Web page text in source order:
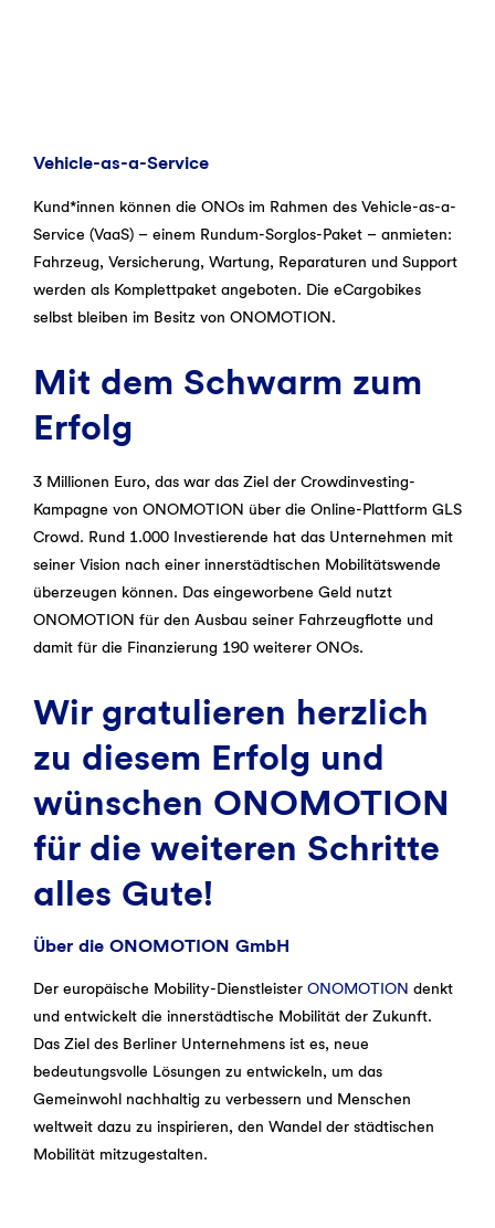
Vehicle-as-a-Service
Kund*innen können die ONOs im Rahmen des Vehicle-as-a-
Service (VaaS) – einem Rundum-Sorglos-Paket – anmieten:
Fahrzeug, Versicherung, Wartung, Reparaturen und Support
werden als Komplettpaket angeboten. Die eCargobikes
selbst bleiben im Besitz von ONOMOTION.
Mit dem Schwarm zum
Erfolg
3 Millionen Euro, das war das Ziel der Crowdinvesting-
Kampagne von ONOMOTION über die Online-Plattform GLS
Crowd. Rund 1.000 Investierende hat das Unternehmen mit
seiner Vision nach einer innerstädtischen Mobilitätswende
überzeugen können. Das eingeworbene Geld nutzt
ONOMOTION für den Ausbau seiner Fahrzeugflotte und
damit für die Finanzierung 190 weiterer ONOs.
Wir gratulieren herzlich
zu diesem Erfolg und
wünschen ONOMOTION
für die weiteren Schritte
alles Gute!
Über die ONOMOTION GmbH
Der europäische Mobility-Dienstleister ONOMOTION denkt
und entwickelt die innerstädtische Mobilität der Zukunft.
Das Ziel des Berliner Unternehmens ist es, neue
bedeutungsvolle Lösungen zu entwickeln, um das
Gemeinwohl nachhaltig zu verbessern und Menschen
weltweit dazu zu inspirieren, den Wandel der städtischen
Mobilität mitzugestalten.